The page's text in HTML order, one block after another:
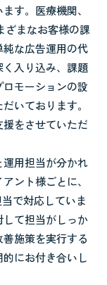
す。医療機関、
ざまなお客様の課
純な広告運用の代
入り込み、課題
モーションの設
いております。
をさせていただ
用担当が分かれ
ント様ごとに、
で対応していま
て担当がしっか
施策を実行する
にお付き合いし